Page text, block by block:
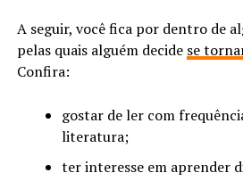
A seguir, você fica por dentro de
pelas quais alguém decide se
Confira:
gostar de ler com
literatura;
ter interesse em aprender